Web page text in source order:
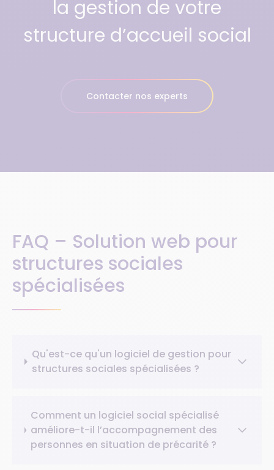
la gestion de votre
structure d’accueil social
Contacter nos experts
FAQ – Solution web pour
structures sociales
spécialisées
Qu'est-ce qu'un logiciel de gestion pour
structures sociales spécialisées ?
Comment un logiciel social spécialisé
améliore-t-il l’accompagnement des
personnes en situation de précarité ?